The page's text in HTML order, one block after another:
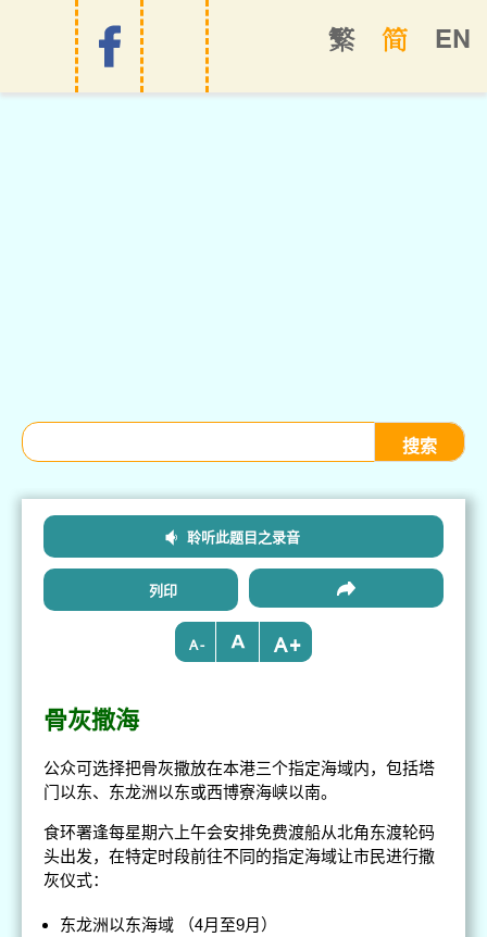
EN
简
繁
聆听此题目之录音
列印
- +
骨灰撒海
公众可选择把骨灰撒放在本港三个指定海域内，包括塔
门以东、东龙洲以东或西博寮海峡以南。
食环署逢每星期六上午会安排免费渡船从北角东渡轮码
头出发，在特定时段前往不同的指定海域让市民进行撒
灰仪式：
东龙洲以东海域 （4月至9月）